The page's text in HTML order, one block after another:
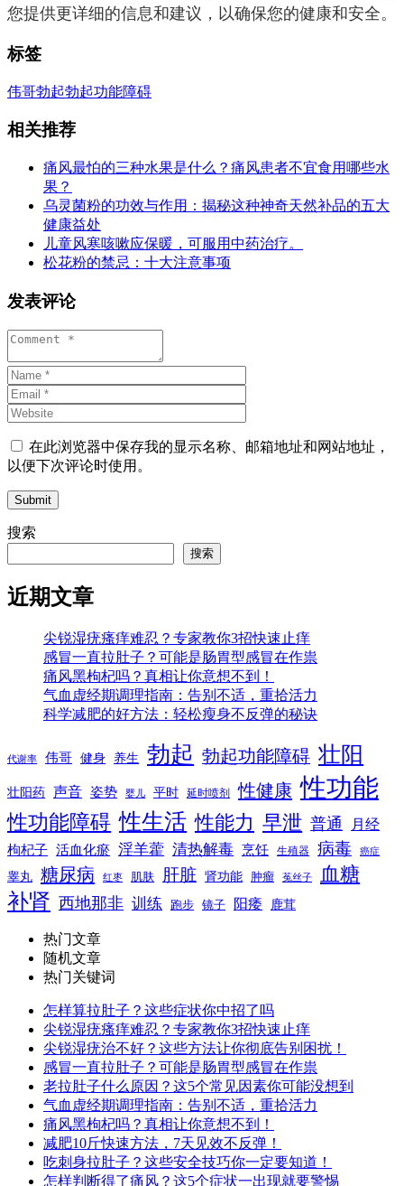
您提供更详细的信息和建议，以确保您的健康和安全。
标签
伟哥勃起勃起功能障碍
相关推荐
痛风最怕的三种水果是什么？痛风患者不宜食用哪些水
果？
乌灵菌粉的功效与作用：揭秘这种神奇天然补品的五大
健康益处
儿童风寒咳嗽应保暖，可服用中药治疗。
松花粉的禁忌：十大注意事项
发表评论
在此浏览器中保存我的显示名称、邮箱地址和网站地址，
以便下次评论时使用。
Submit
搜索
搜索
近期文章
尖锐湿疣瘙痒难忍？专家教你3招快速止痒
感冒一直拉肚子？可能是肠胃型感冒在作祟
痛风黑枸杞吗？真相让你意想不到！
气血虚经期调理指南：告别不适，重拾活力
科学减肥的好方法：轻松瘦身不反弹的秘诀
代谢率 伟哥 健身 养生 勃起 勃起功能障碍 壮阳
壮阳药 声音 姿势 婴儿 平时 延时喷剂 性健康 性功能
性功能障碍 性生活 性能力 早泄 普通 月经
枸杞子 活血化瘀 淫羊藿 清热解毒 烹饪 生殖器 病毒 癌症
睾丸 糖尿病 红枣 肌肤 肝脏 肾功能 肿瘤 菟丝子 血糖
补肾 西地那非 训练 跑步 镜子 阳痿 鹿茸
热门文章
随机文章
热门关键词
怎样算拉肚子？这些症状你中招了吗
尖锐湿疣瘙痒难忍？专家教你3招快速止痒
尖锐湿疣治不好？这些方法让你彻底告别困扰！
感冒一直拉肚子？可能是肠胃型感冒在作祟
老拉肚子什么原因？这5个常见因素你可能没想到
气血虚经期调理指南：告别不适，重拾活力
痛风黑枸杞吗？真相让你意想不到！
减肥10斤快速方法，7天见效不反弹！
吃刺身拉肚子？这些安全技巧你一定要知道！
怎样判断得了痛风？这5个症状一出现就要警惕